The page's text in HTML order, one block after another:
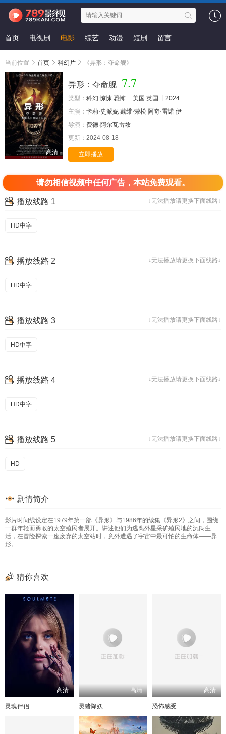
首页 电视剧 电影 综艺 动漫 短剧 留言
当前位置 首页 科幻片 《异形：夺命舰》
高清
异形：夺命舰 7.7
类型： 科幻 惊悚 恐怖 美国 英国
2024
主演： 卡莉·史派妮 戴维·荣松 阿奇·雷诺 伊
导演： 费德·阿尔瓦雷兹
更新： 2024-08-18
立即播放
请勿相信视频中任何广告，本站免费观看。
↓无法播放请更换下面线路↓
播放线路 1
HD中字
↓无法播放请更换下面线路↓
播放线路 2
HD中字
↓无法播放请更换下面线路↓
播放线路 3
HD中字
↓无法播放请更换下面线路↓
播放线路 4
HD中字
↓无法播放请更换下面线路↓
播放线路 5
HD
剧情简介
影片时间线设定在1979年第一部《异形》与1986年的续集《异形2》之间，围绕
一群年轻而勇敢的太空殖民者展开。讲述他们为逃离外星采矿殖民地的沉闷生
活，在冒险探索一座废弃的太空站时，意外遭遇了宇宙中最可怕的生命体——异
形。
猜你喜欢
高清
灵魂伴侣
高清
灵猪降妖
高清
恐怖感受